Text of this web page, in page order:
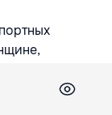
троллейбуса.